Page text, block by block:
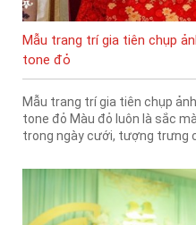
Mẫu trang trí gia tiên chụp
tone đỏ
Mẫu trang trí gia tiên chụp
tone đỏ Màu đỏ luôn là sắc
trong ngày cưới, tượng trưng